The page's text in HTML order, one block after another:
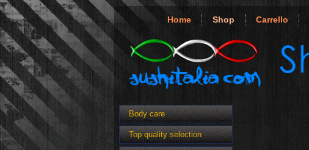
Home Shop Carrello
Body care
Top quality selection